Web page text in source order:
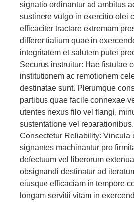
signatio ordinantur ad ambitus
sustinere vulgo in exercitio olei
efficaciter tractare extremam
differentialium quae in
integritatem et salutem putei
Securus instruitur: Hae fistulae
institutionem ac remotionem
destinatae sunt. Plerumque
partibus quae facile connexae
utentes nexus filo vel flangi,
sustentatione vel reparationibus.
Consectetur Reliability: Vincula
signantes machinantur pro
defectuum vel liberorum
obsignandi destinatur ad
eiusque efficaciam in tempore
longam servitii vitam in